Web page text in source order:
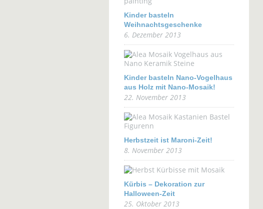
Kinder basteln
Weihnachtsgeschenke
6. Dezember 2013
Kinder basteln Nano-Vogelhaus
aus Holz mit Nano-Mosaik!
22. November 2013
Herbstzeit ist Maroni-Zeit!
8. November 2013
Kürbis – Dekoration zur
Halloween-Zeit
25. Oktober 2013